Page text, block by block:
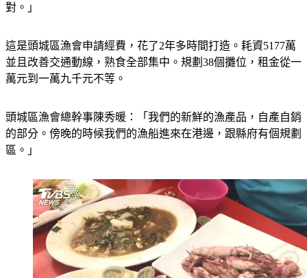
對。」
這是頭城區漁會申請經費，花了2年多時間打造。耗資5177萬
並且改善交通動線，熟食全部集中。規劃38個攤位，租金從一
萬元到一萬九千元不等。
頭城區漁會總幹事陳秀暖：「我們的新鮮的漁產品，自產自銷
的部分。傍晚的時候我們的漁船進來在港邊，跟縣府有個規劃
區。」